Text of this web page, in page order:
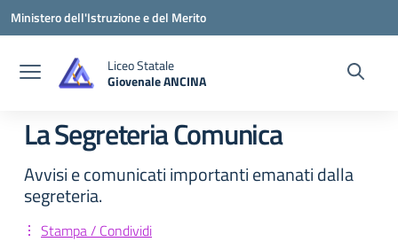
Vai ai contenuti
Vai al menu di navigazione
Vai al footer
Ministero dell'Istruzione e del Merito
Liceo Statale
Giovenale ANCINA
La Segreteria Comunica
Avvisi e comunicati importanti emanati dalla
segreteria.
Stampa / Condividi